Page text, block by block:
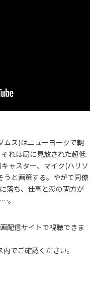
ムス)はニューヨークで朝
れは局に見放された超低
ャスター、マイク(ハリソ
うと画策する。やがて同僚
落ち、仕事と恋の両方が
。
配信サイトで視聴できま
でご確認ください。